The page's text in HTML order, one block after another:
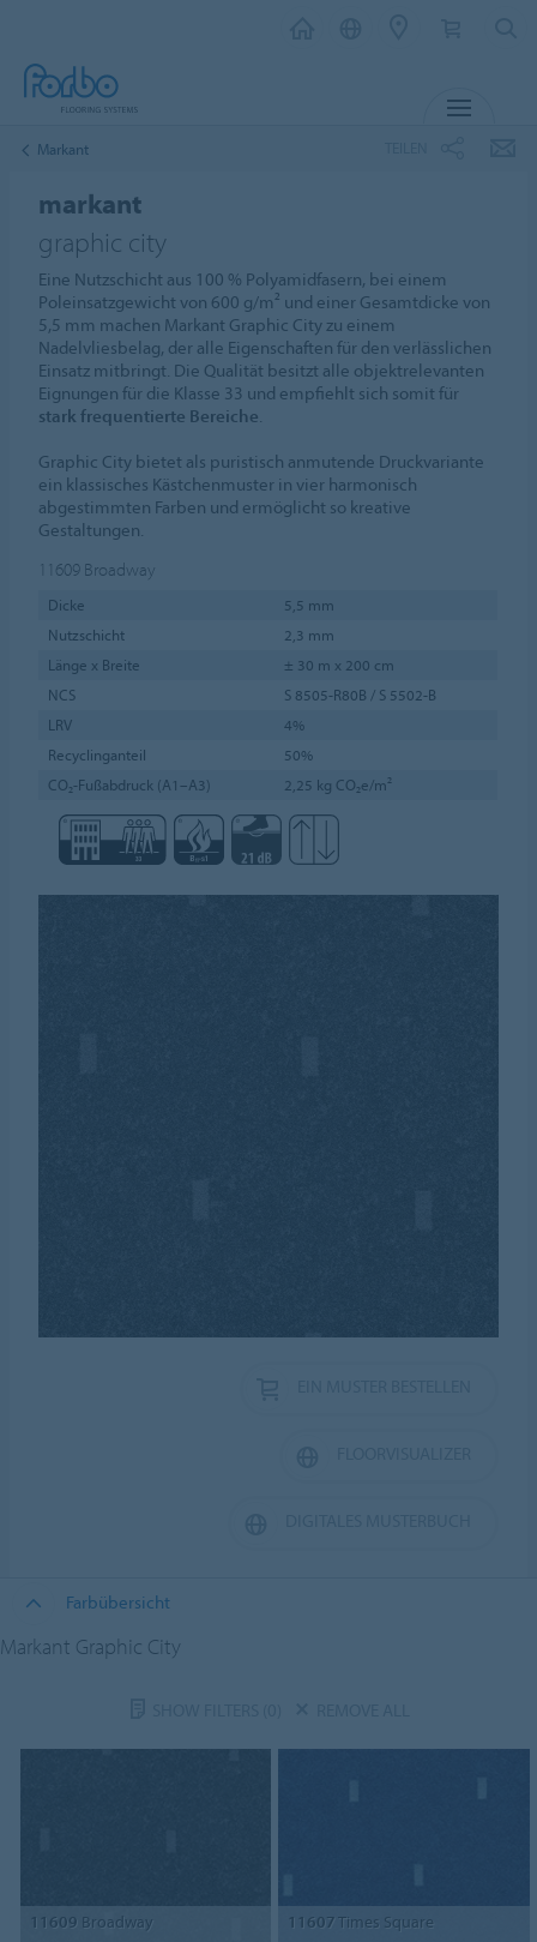
Markant
markant
graphic city
Eine Nutzschicht aus 100 % Polyamidfasern, bei einem
Poleinsatzgewicht von 600 g/m² und einer Gesamtdicke von
5,5 mm machen Markant Graphic City zu einem
Nadelvliesbelag, der alle Eigenschaften für den verlässlichen
Einsatz mitbringt. Die Qualität besitzt alle objektrelevanten
Eignungen für die Klasse 33 und empfiehlt sich somit für
stark frequentierte Bereiche.
Graphic City bietet als puristisch anmutende Druckvariante
ein klassisches Kästchenmuster in vier harmonisch
abgestimmten Farben und ermöglicht so kreative
Gestaltungen.
11609 Broadway
Dicke
5,5 mm
Nutzschicht
2,3 mm
Länge x Breite
± 30 m x 200 cm
NCS
S 8505-R80B / S 5502-B
LRV
4%
Recyclinganteil
50%
CO₂-Fußabdruck (A1–A3)
2,25 kg CO₂e/m²
Farbübersicht
Markant Graphic City
11609 Broadway 11607Times Square